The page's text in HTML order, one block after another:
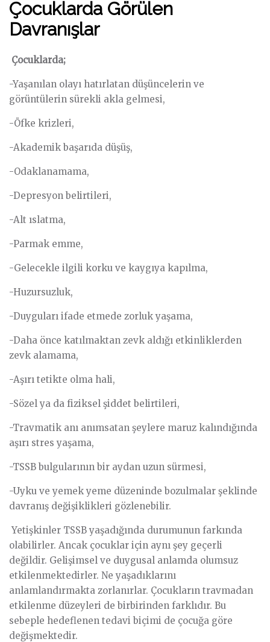
Çocuklarda Görülen
Davranışlar
Çocuklarda;
-Yaşanılan olayı hatırlatan düşüncelerin ve
görüntülerin sürekli akla gelmesi,
-Öfke krizleri,
-Akademik başarıda düşüş,
-Odaklanamama,
-Depresyon belirtileri,
-Alt ıslatma,
-Parmak emme,
-Gelecekle ilgili korku ve kaygıya kapılma,
-Huzursuzluk,
-Duyguları ifade etmede zorluk yaşama,
-Daha önce katılmaktan zevk aldığı etkinliklerden
zevk alamama,
-Aşırı tetikte olma hali,
-Sözel ya da fiziksel şiddet belirtileri,
-Travmatik anı anımsatan şeylere maruz kalındığında
aşırı stres yaşama,
-TSSB bulgularının bir aydan uzun sürmesi,
-Uyku ve yemek yeme düzeninde bozulmalar şeklinde
davranış değişiklikleri gözlenebilir.
Yetişkinler TSSB yaşadığında durumunun farkında
olabilirler. Ancak çocuklar için aynı şey geçerli
değildir. Gelişimsel ve duygusal anlamda olumsuz
etkilenmektedirler. Ne yaşadıklarını
anlamlandırmakta zorlanırlar. Çocukların travmadan
etkilenme düzeyleri de birbirinden farklıdır. Bu
sebeple hedeflenen tedavi biçimi de çocuğa göre
değişmektedir.